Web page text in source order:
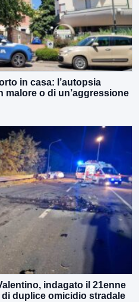
in casa: l’autopsia
malore o di un’aggressione
indagato il 21enne
duplice omicidio stradale